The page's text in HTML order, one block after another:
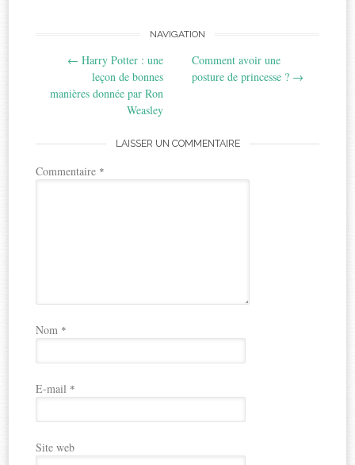
navigation
NAVIGATION
← Harry Potter : une
leçon de bonnes
manières donnée par Ron
Weasley
Comment avoir une
posture de princesse ? →
LAISSER UN COMMENTAIRE
Commentaire *
Nom *
E-mail *
Site web